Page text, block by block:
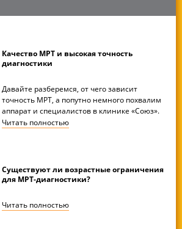
Качество МРТ и высокая точность
диагностики
Давайте разберемся, от чего зависит
точность МРТ, а попутно немного похвалим
аппарат и специалистов в клинике «Союз».
Читать полностью
Существуют ли возрастные ограничения
для МРТ-диагностики?
Читать полностью